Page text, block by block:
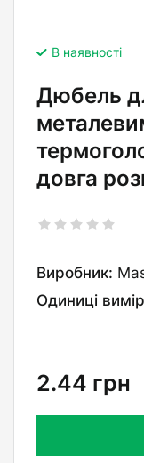
В наявності
Дюбель
довга
Виробник:
Одиниці
2.44 грн